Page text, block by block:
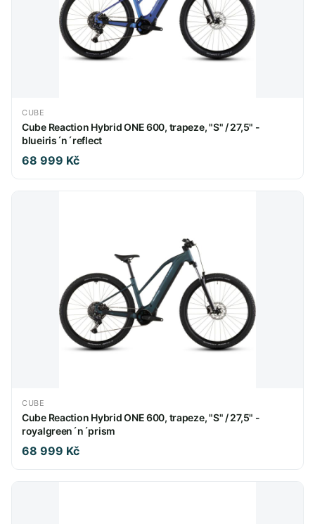
CUBE
Cube Reaction Hybrid ONE 600, trapeze, "S" / 27,5" -
blueiris´n´reflect
68 999 Kč
CUBE
Cube Reaction Hybrid ONE 600, trapeze, "S" / 27,5" -
royalgreen´n´prism
68 999 Kč